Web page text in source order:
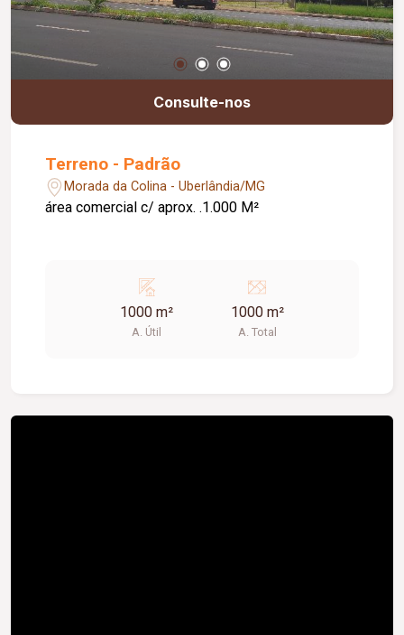
Consulte-nos
Terreno - Padrão
Morada da Colina - Uberlândia/MG
área comercial c/ aprox. .1.000 M²
1000 m²
A. Útil
1000 m²
A. Total